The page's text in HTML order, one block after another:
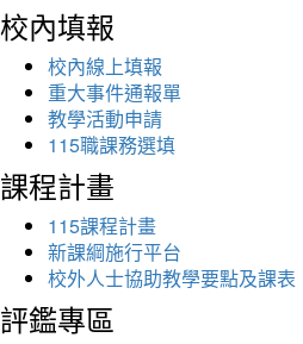
校內填報
校內線上填報
重大事件通報單
教學活動申請
115職課務選填
課程計畫
115課程計畫
新課綱施行平台
校外人士協助教學要點及課表
評鑑專區